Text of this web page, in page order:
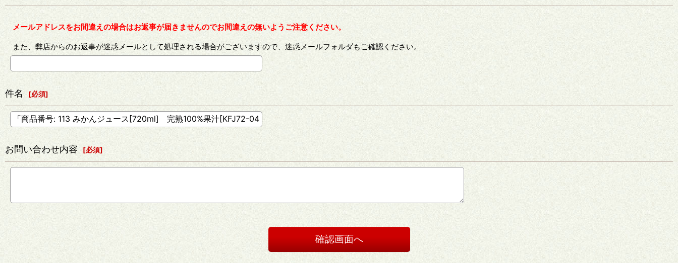
メールアドレスをお間違えの場合はお返事が届きませんのでお間違えの無いようご注意ください。
また、弊店からのお返事が迷惑メールとして処理される場合がございますので、迷惑メールフォルダもご確認ください。
件名 [必須]
お問い合わせ内容 [必須]
確認画面へ